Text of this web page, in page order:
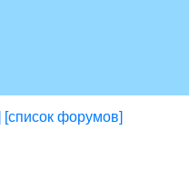
[список форумов]